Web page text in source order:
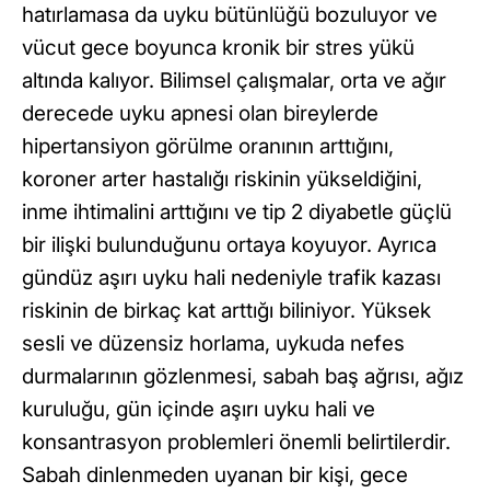
hatırlamasa da uyku bütünlüğü bozuluyor ve
vücut gece boyunca kronik bir stres yükü
altında kalıyor. Bilimsel çalışmalar, orta ve ağır
derecede uyku apnesi olan bireylerde
hipertansiyon görülme oranının arttığını,
koroner arter hastalığı riskinin yükseldiğini,
inme ihtimalini arttığını ve tip 2 diyabetle güçlü
bir ilişki bulunduğunu ortaya koyuyor. Ayrıca
gündüz aşırı uyku hali nedeniyle trafik kazası
riskinin de birkaç kat arttığı biliniyor. Yüksek
sesli ve düzensiz horlama, uykuda nefes
durmalarının gözlenmesi, sabah baş ağrısı, ağız
kuruluğu, gün içinde aşırı uyku hali ve
konsantrasyon problemleri önemli belirtilerdir.
Sabah dinlenmeden uyanan bir kişi, gece